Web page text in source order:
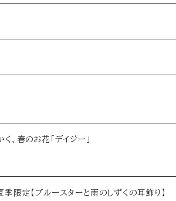
-ラプンツェル-】
ジュリエット-】
-】
ンデレラ- 】
一夜物語- 】
銀貨-】
、春のお花「デイジー」
限定【ブルースターと雨のしずくの耳飾り】